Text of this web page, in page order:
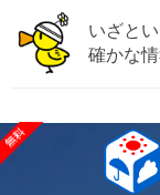
いざと
確かな